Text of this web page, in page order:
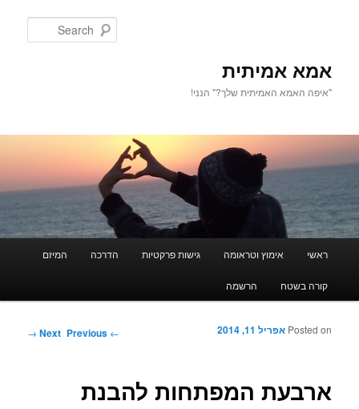
אמא אמיתית
"איפה האמא האמיתית שלך?" הנני!
Skip to primary content
Skip to secondary content
ראשי אימוץ וטראומה גישות פרקטיות הדרכה המיזם
קורה בשטח הרשמה
Post navigation
←
Previous
Next
→
ארבעת המפתחות להבנת
Posted onאפריל 11, 2014